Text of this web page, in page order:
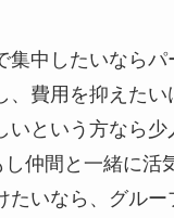
集中したいならパ
、費用を抑えたい
いという方なら
仲間と一緒に活
たいなら、グル